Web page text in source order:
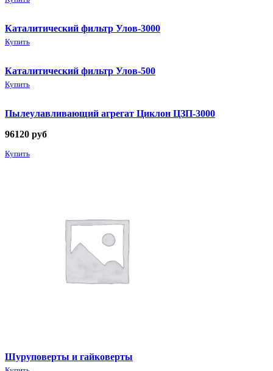
Каталитический фильтр Улов-3000
Купить
Каталитический фильтр Улов-500
Купить
Пылеулавливающий агрегат Циклон ЦЗП-3000
96120 руб
Купить
Шуруповерты и гайковерты